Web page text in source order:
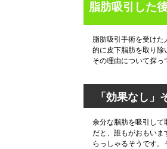
脂肪吸引した
脂肪吸引手術を受け
的に皮下脂肪を取り除
その理由について探っ
「効果なし」
余分な脂肪を吸引して
だと、誰もがおもいま
らっしゃるそうです